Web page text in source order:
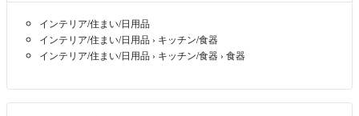
インテリア/住まい/日用品
インテリア/住まい/日用品 › キッチン/食器
インテリア/住まい/日用品 › キッチン/食器 › 食器